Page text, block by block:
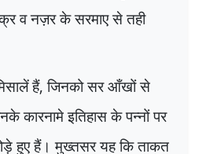
व नज़र के सरमाए से तही
हैं,जिनको सर आँखों से
कारनामे इतिहास के पन्नों पर
हुए हैं। मुख्तसर यह कि ताकत